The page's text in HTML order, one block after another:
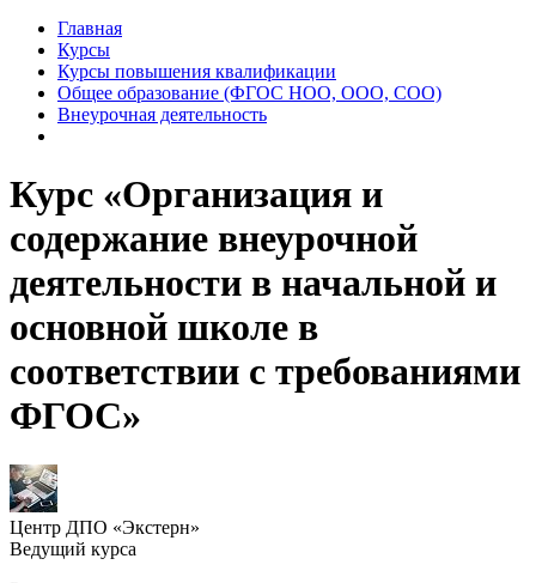
Главная
Курсы
Курсы повышения квалификации
Общее образование (ФГОС НОО, ООО, СОО)
Внеурочная деятельность
Курс «Организация и
содержание внеурочной
деятельности в начальной и
основной школе в
соответствии с требованиями
ФГОС»
Центр ДПО «Экстерн»
Ведущий курса